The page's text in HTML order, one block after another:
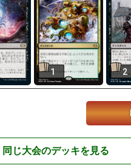
1 2
同じ大会のデッキを見る